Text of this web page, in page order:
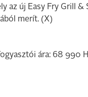
az új Easy Fry Grill &
merít. (X)
ára: 68 990